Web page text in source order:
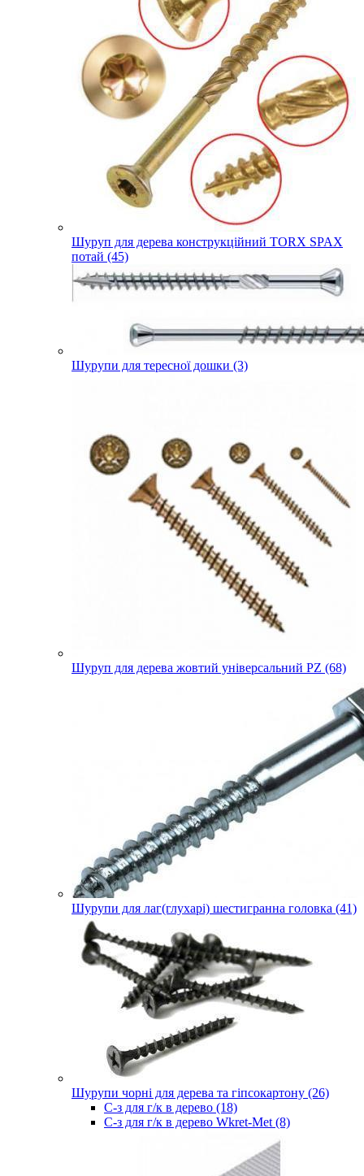
Шуруп для дерева конструкційний TORX SPAX
потай (45)
Шурупи для тересної дошки (3)
Шуруп для дерева жовтий універсальний PZ (68)
Шурупи для лаг(глухарі) шестигранна головка (41)
Шурупи чорні для дерева та гіпсокартону (26)
С-з для г/к в дерево (18)
С-з для г/к в дерево Wkret-Met (8)